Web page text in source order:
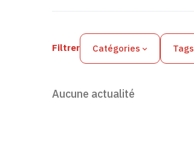
Filtres des actualités
Filtrer Catégories Tags
Aucune actualité